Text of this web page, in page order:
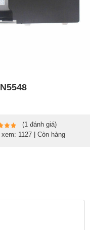
(1 đánh giá)
1127 | Còn hàng